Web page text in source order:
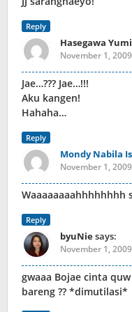
Reply
Hasegawa Yumi
November 1,
Jae…??? Jae…!!!
Aku kangen!
Hahaha…
Reply
Mondy Nabila
November 1,
Waaaaaaaahhhhhhhh
Reply
byuNiesays:
November 1,
gwaaa Bojae cinta
bareng ?? *dimutilasi*